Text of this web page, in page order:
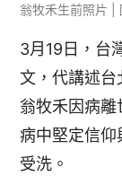
翁牧禾生前照片 |
3月19日，台
文，代講述
翁牧禾因病離
病中堅定信
受洗。